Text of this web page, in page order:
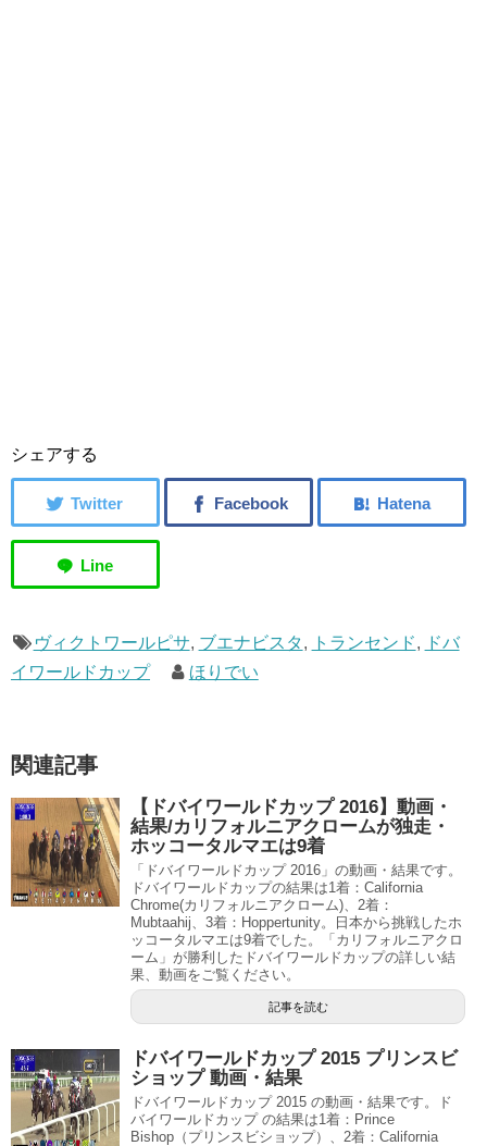
シェアする
ヴィクトワールピサ, ブエナビスタ, トランセンド, ドバ
イワールドカップ
ほりでい
関連記事
【ドバイワールドカップ 2016】動画・
結果/カリフォルニアクロームが独走・
ホッコータルマエは9着
「ドバイワールドカップ 2016」の動画・結果です。
ドバイワールドカップの結果は1着：California
Chrome(カリフォルニアクローム)、2着：
Mubtaahij、3着：Hoppertunity。日本から挑戦したホ
ッコータルマエは9着でした。「カリフォルニアクロ
ーム」が勝利したドバイワールドカップの詳しい結
果、動画をご覧ください。
記事を読む
ドバイワールドカップ 2015 プリンスビ
ショップ 動画・結果
ドバイワールドカップ 2015 の動画・結果です。ド
バイワールドカップ の結果は1着：Prince
Bishop（プリンスビショップ）、2着：California